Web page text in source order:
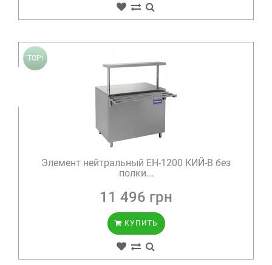
TOP!
Элемент нейтральный ЕН-1200 КИЙ-В без
полки...
11 496 грн
КУПИТЬ